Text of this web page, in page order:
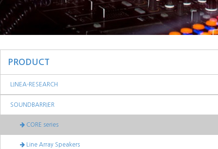
PRODUCT
LINEA-RESEARCH
SOUNDBARRIER
CORE series
Line Array Speakers